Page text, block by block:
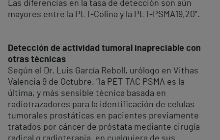
Las diferencias en la tasa de detección son aún
mayores entre la PET-Colina y la PET-PSMA19,20”.
Detección de actividad tumoral inapreciable con
otras técnicas
Según el Dr. Luis García Reboll, urólogo en Vithas
Valencia 9 de Octubre, “la PET-TAC PSMA es la
última, y más sensible técnica basada en
radiotrazadores para la identificación de celulas
tumorales prostáticas en pacientes previamente
tratados por cáncer de próstata mediante cirugía